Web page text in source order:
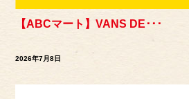
【ABCマート】VANS DE･･･
2026年7月8日